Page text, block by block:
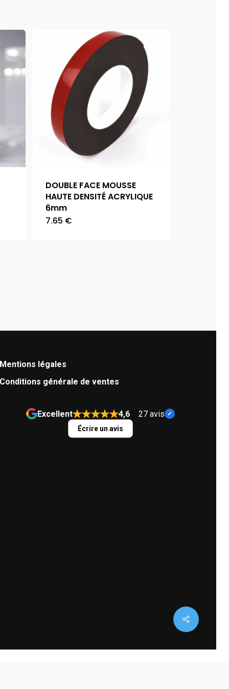
DOUBLE FACE MOUSSE
HAUTE DENSITÉ ACRYLIQUE
6mm
7.65 €
légales
générale de ventes
Excellent 4,6 27 avis
Écrire un avis